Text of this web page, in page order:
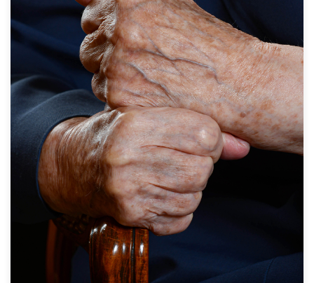
Küllstedt war ja DDR und Köln lag im Westen. Um
dorthin zu gelangen, mussten wir schwarz über die
Grenze. Mir war klar, „Du musst das machen!“ Dann
habe ich 1949 in Köln meine Ausbildung angefangen
und zu Ende gebracht.
Zum Interview